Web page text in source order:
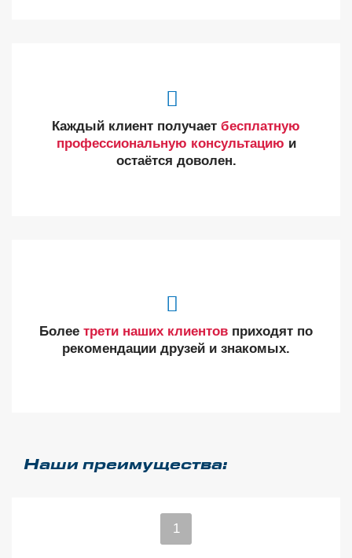
Каждый клиент получает бесплатную
профессиональную консультацию и
остаётся доволен.
Более трети наших клиентов приходят по
рекомендации друзей и знакомых.
Наши преимущества: